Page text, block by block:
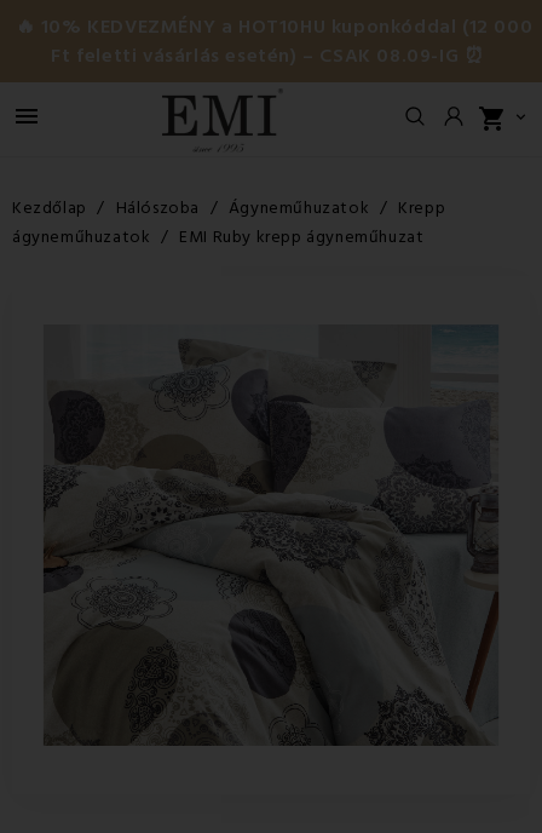
🔥 10% KEDVEZMÉNY a HOT10HU kuponkóddal (12 000
Ft feletti vásárlás esetén) – CSAK 08.09-IG ⏰
 shopping_cart 
Kezdőlap Hálószoba Ágyneműhuzatok
Krepp
ágyneműhuzatok
EMI Ruby krepp ágyneműhuzat